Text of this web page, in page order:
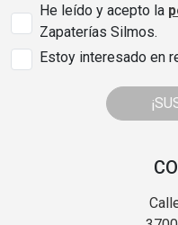
He leído y acepto la
Zapaterías Silmos.
Estoy interesado en